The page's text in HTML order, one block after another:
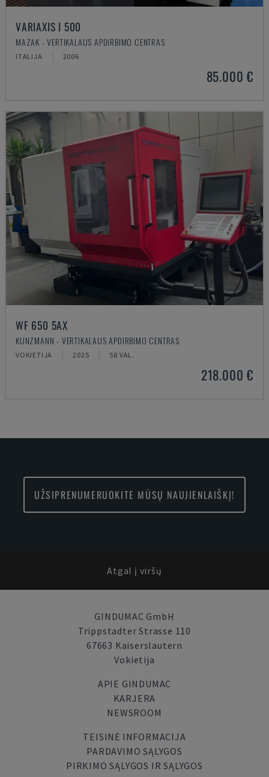
VARIAXIS I 500
MAZAK - VERTIKALAUS APDIRBIMO CENTRAS
ITALIJA 2006
85.000 €
WF 650 5AX
KUNZMANN - VERTIKALAUS APDIRBIMO CENTRAS
VOKIETIJA 2025 58 VAL.
218.000 €
UŽSIPRENUMERUOKITE MŪSŲ NAUJIENLAIŠKĮ!
Atgal į viršų
GINDUMAC GmbH
Trippstadter Strasse 110
67663 Kaiserslautern
Vokietija
APIE GINDUMAC
KARJERA
NEWSROOM
TEISINĖ INFORMACIJA
PARDAVIMO SĄLYGOS
PIRKIMO SĄLYGOS IR SĄLYGOS